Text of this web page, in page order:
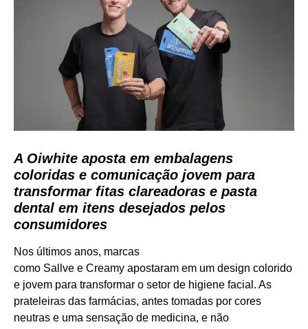
A Oiwhite aposta em embalagens
coloridas e comunicação jovem para
transformar fitas clareadoras e pasta
dental em itens desejados pelos
consumidores
Nos últimos anos, marcas
como Sallve e Creamy apostaram em um design colorido
e jovem para transformar o setor de higiene facial. As
prateleiras das farmácias, antes tomadas por cores
neutras e uma sensação de medicina, e não